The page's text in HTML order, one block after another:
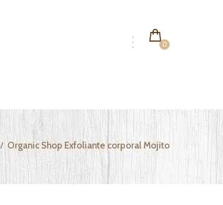
0
Organic Shop Exfoliante corporal Mojito